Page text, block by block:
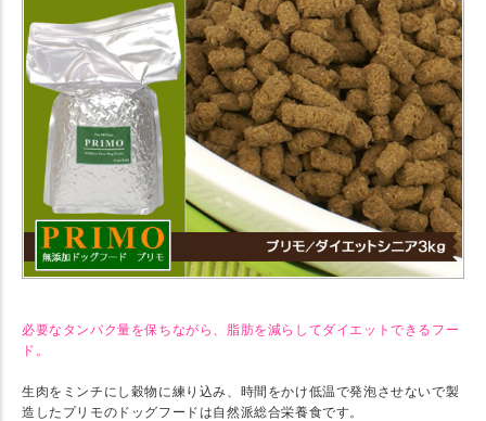
必要なタンパク量を保ちながら、脂肪を減らしてダイエットできるフー
ド。
生肉をミンチにし穀物に練り込み、時間をかけ低温で発泡させないで製
造したプリモのドッグフードは自然派総合栄養食です。